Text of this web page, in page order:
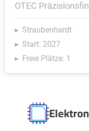
OTEC
Straubenhardt
Start: 2027
Freie Plätze: 1